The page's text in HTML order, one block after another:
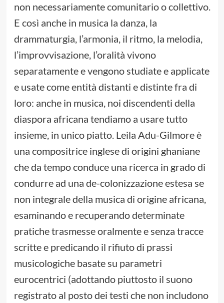
non necessariamente comunitario o collettivo.
E così anche in musica la danza, la
drammaturgia, l’armonia, il ritmo, la melodia,
l’improvvisazione, l’oralità vivono
separatamente e vengono studiate e applicate
e usate come entità distanti e distinte fra di
loro: anche in musica, noi discendenti della
diaspora africana tendiamo a usare tutto
insieme, in unico piatto. Leila Adu-Gilmore è
una compositrice inglese di origini ghaniane
che da tempo conduce una ricerca in grado di
condurre ad una de-colonizzazione estesa se
non integrale della musica di origine africana,
esaminando e recuperando determinate
pratiche trasmesse oralmente e senza tracce
scritte e predicando il rifiuto di prassi
musicologiche basate su parametri
eurocentrici (adottando piuttosto il suono
registrato al posto dei testi che non includono